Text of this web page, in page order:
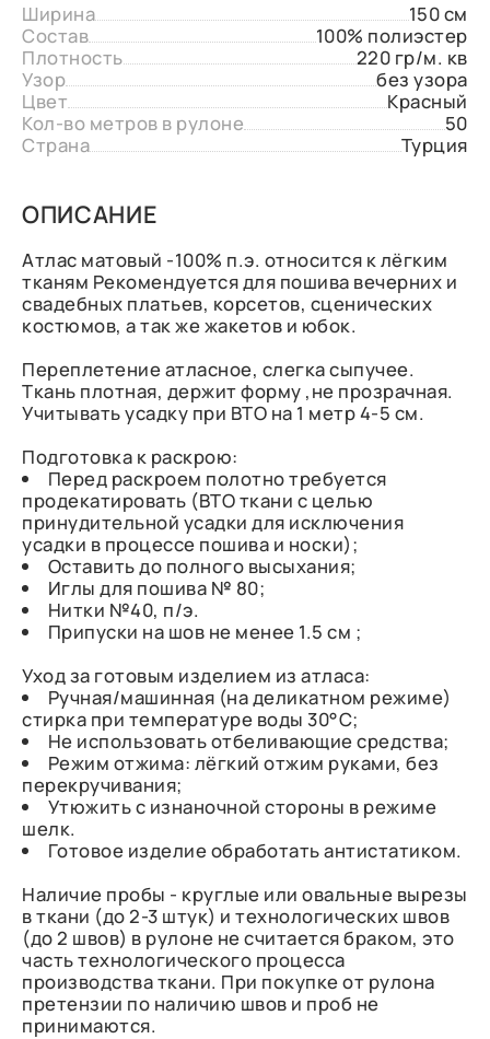
Ширина
150 см
Состав
100% полиэстер
Плотность
220 гр/м. кв
Узор
без узора
Цвет
Красный
Кол-во метров в рулоне
50
Страна
Турция
ОПИСАНИЕ
Атлас матовый -100% п.э. относится к лёгким
тканям Рекомендуется для пошива вечерних и
свадебных платьев, корсетов, сценических
костюмов, а так же жакетов и юбок.
Переплетение атласное, слегка сыпучее.
Ткань плотная, держит форму ,не прозрачная.
Учитывать усадку при ВТО на 1 метр 4-5 см.
Подготовка к раскрою:
Перед раскроем полотно требуется
продекатировать (ВТО ткани с целью
принудительной усадки для исключения
усадки в процессе пошива и носки);
Оставить до полного высыхания;
Иглы для пошива № 80;
Нитки №40, п/э.
Припуски на шов не менее 1.5 см ;
Уход за готовым изделием из атласа:
Ручная/машинная (на деликатном режиме)
стирка при температуре воды 30°C;
Не использовать отбеливающие средства;
Режим отжима: лёгкий отжим руками, без
перекручивания;
Утюжить с изнаночной стороны в режиме
шелк.
Готовое изделие обработать антистатиком.
Наличие пробы - круглые или овальные вырезы
в ткани (до 2-3 штук) и технологических швов
(до 2 швов) в рулоне не считается браком, это
часть технологического процесса
производства ткани. При покупке от рулона
претензии по наличию швов и проб не
принимаются.